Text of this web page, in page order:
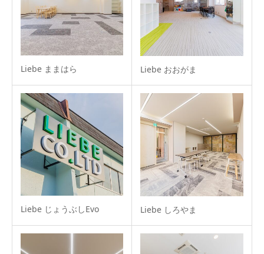
Liebe ままはら Liebe おおがま
Liebe じょうぶしEvo Liebe しろやま